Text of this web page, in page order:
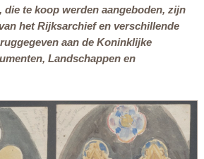
die te koop werden aangeboden, zijn
het Rijksarchief en verschillende
aan de Koninklijke
Landschappen en